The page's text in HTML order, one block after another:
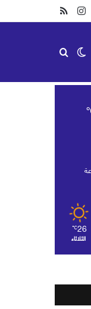
RSS
انستقرام يوتيوب
الوضع
26
℃
الثلاثاء